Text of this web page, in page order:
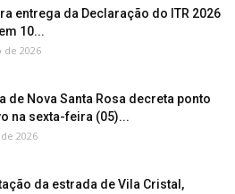
entrega da Declaração do ITR 2026
10...
de 2026
de Nova Santa Rosa decreta ponto
na sexta-feira (05)...
2026
da estrada de Vila Cristal,